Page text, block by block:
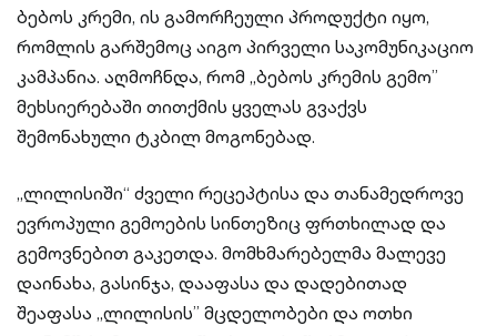
ბებოს კრემი, ის გამორჩეული პროდუქტი იყო,
რომლის გარშემოც აიგო პირველი საკომუნიკაციო
კამპანია. აღმოჩნდა, რომ „ბებოს კრემის გემო”
მეხსიერებაში თითქმის ყველას გვაქვს
შემონახული ტკბილ მოგონებად.
„ლილისიში“ ძველი რეცეპტისა და თანამედროვე
ევროპული გემოების სინთეზიც ფრთხილად და
გემოვნებით გაკეთდა. მომხმარებელმა მალევე
დაინახა, გასინჯა, დააფასა და დადებითად
შეაფასა „ლილისის” მცდელობები და ოთხი